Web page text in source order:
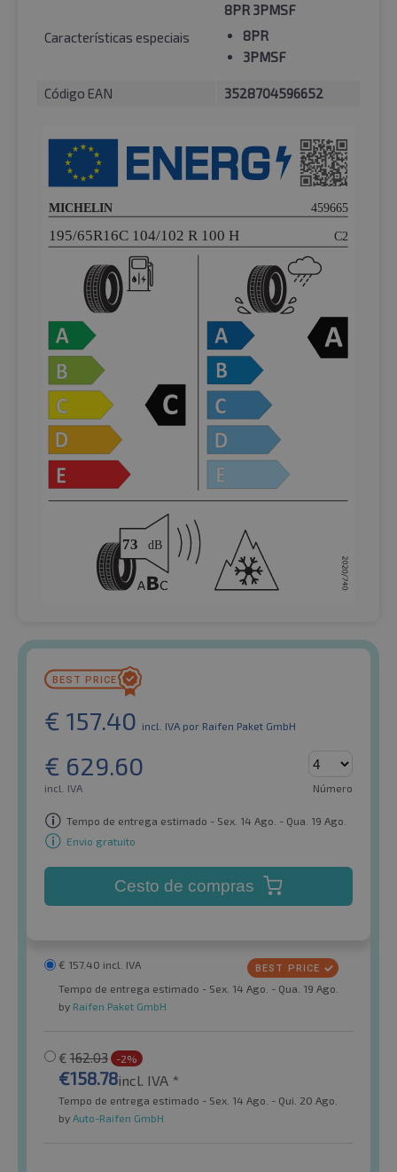
Características especiais
8PR 3PMSF
8PR
3PMSF
Código EAN 3528704596652
€ 157.40 incl. IVA por Raifen Paket GmbH
€ 629.60
incl. IVA Número
Tempo de entrega estimado - Sex. 14 Ago. - Qua. 19 Ago.
Envio gratuito
Cesto de compras
€ 157.40 incl. IVA
Tempo de entrega estimado - Sex. 14 Ago. - Qua. 19 Ago.
by Raifen Paket GmbH
€ 162.03 -2%
€158.78incl. IVA *
Tempo de entrega estimado - Sex. 14 Ago. - Qui. 20 Ago.
by Auto-Raifen GmbH